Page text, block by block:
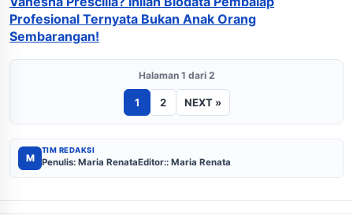
Profesional Ternyata Bukan Anak Orang
Sembarangan!
Halaman 1 dari 2
1 2 NEXT »
M
TIM REDAKSI
Penulis: Maria RenataEditor:: Maria Renata